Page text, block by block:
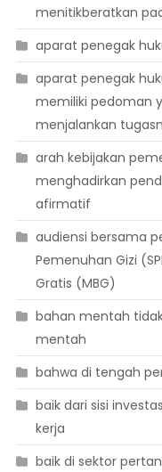
menitikberatkan
aparat penegak
aparat penegak
memiliki pedoman
menjalankan
arah kebijakan
menghadirkan
afirmatif
audiensi bersama
Pemenuhan Gizi
Gratis (MBG)
bahan mentah
mentah
bahwa di tengah
baik dari sisi
kerja
baik di sektor